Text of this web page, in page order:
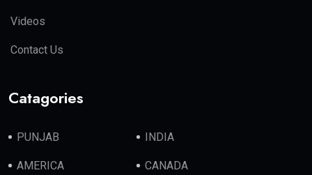
Videos
Contact Us
Catagories
PUNJAB INDIA
AMERICA CANADA